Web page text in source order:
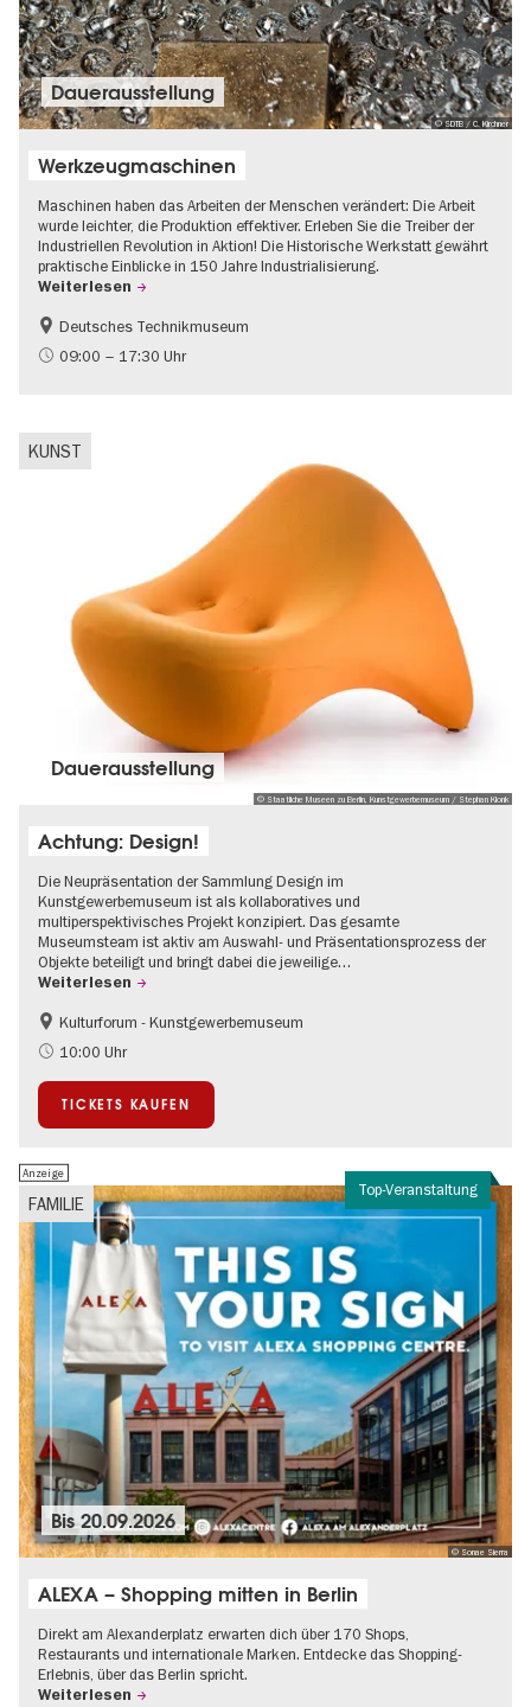
© SDTB / C. Kirchner
Dauer­aus­stel­lung
Werkzeugmaschinen
Maschinen haben das Arbeiten der Menschen verändert: Die Arbeit
wurde leichter, die Produktion effektiver. Erleben Sie die Treiber der
Industriellen Revolution in Aktion! Die Historische Werkstatt gewährt
praktische Einblicke in 150 Jahre Industrialisierung.
Weiterlesen
Geschichte
Deutsches Technikmuseum
09:00 – 17:30 Uhr
KUNST
© Staatliche Museen zu Berlin, Kunstgewerbemuseum / Stephan Klonk
Dauer­aus­stel­lung
Achtung: Design!
Die Neupräsentation der Sammlung Design im
Kunstgewerbemuseum ist als kollaboratives und
multiperspektivisches Projekt konzipiert. Das gesamte
Museumsteam ist aktiv am Auswahl- und Präsentationsprozess der
Objekte beteiligt und bringt dabei die jeweilige…
Weiterlesen
Mode und Design
Kulturforum - Kunstgewerbemuseum
10:00 Uhr
TICKETS KAUFEN
Top-Veranstaltung
FAMILIE
Anzeige
© Sonae Sierra
Bis20.09.2026
ALEXA – Shopping mitten in Berlin
Direkt am Alexanderplatz erwarten dich über 170 Shops,
Restaurants und internationale Marken. Entdecke das Shopping-
Erlebnis, über das Berlin spricht.
Weiterlesen